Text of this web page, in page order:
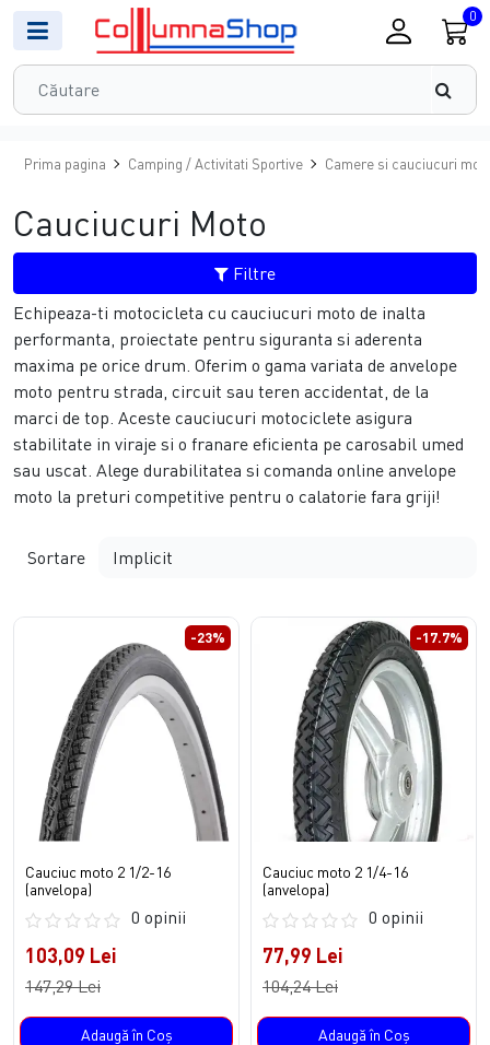
0
Prima pagina Camping / Activitati Sportive Camere si cauciucuri
Cauciucuri Moto
Filtre
Echipeaza-ti motocicleta cu cauciucuri moto de inalta
performanta, proiectate pentru siguranta si aderenta
maxima pe orice drum. Oferim o gama variata de anvelope
moto pentru strada, circuit sau teren accidentat, de la
marci de top. Aceste cauciucuri motociclete asigura
stabilitate in viraje si o franare eficienta pe carosabil umed
sau uscat. Alege durabilitatea si comanda online anvelope
moto la preturi competitive pentru o calatorie fara griji!
Sortare
-23%
Cauciuc moto 2 1/2-16
(anvelopa)
0 opinii
103,09 Lei
147,29 Lei
Adaugă în Coş
-17.7%
Cauciuc moto 2 1/4-16
(anvelopa)
0 opinii
77,99 Lei
104,24 Lei
Adaugă în Coş